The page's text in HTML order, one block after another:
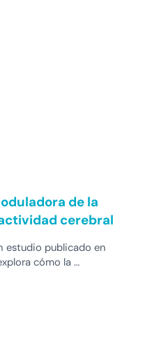
de la
cerebral
estudio publicado en
cómo la …